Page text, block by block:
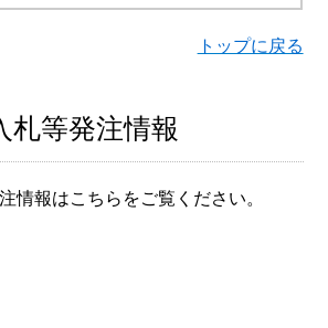
トップに戻る
札等発注情報
情報はこちらをご覧ください。